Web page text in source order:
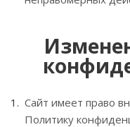
Сайт имеет право
Политику